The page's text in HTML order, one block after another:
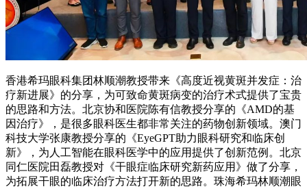
香港希玛眼科集团林顺潮教授带来《高度近视黄斑并发症：治
疗新进展》的分享，为可致命黄斑病变的治疗术式提供了宝贵
的思路和方法。北京协和医院陈有信教授分享的《AMD的基
因治疗》，是很多眼科医生都非常关注的药物创新领域。澳门
科技大学张康教授分享的《EyeGPT助力眼科研究和临床创
新》，为人工智能在眼科医学中的应用提供了创新范例。北京
同仁医院田磊教授对《干眼症临床研究新药应用》做了分享，
为拓展干眼的临床治疗方法打开新的思路。珠海希玛林顺潮眼